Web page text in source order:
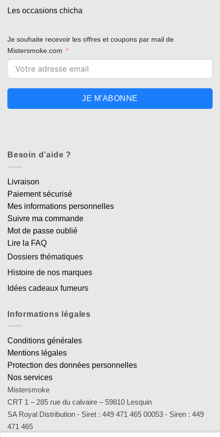
Les occasions chicha
Je souhaite recevoir les offres et coupons par mail de
Mistersmoke.com
JE M'ABONNE
Besoin d’aide ?
Livraison
Paiement sécurisé
Mes informations personnelles
Suivre ma commande
Mot de passe oublié
Lire la FAQ
Dossiers thématiques
Histoire de nos marques
Idées cadeaux fumeurs
Informations légales
Conditions générales
Mentions légales
Protection des données personnelles
Nos services
Mistersmoke
CRT 1 – 285 rue du calvaire – 59810 Lesquin
SA Royal Distribution - Siret : 449 471 465 00053 - Siren : 449
471 465